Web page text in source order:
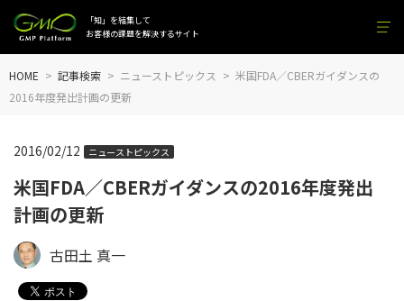
「知」を結集して
お客様の課題を解決するサイト
HOME 記事検索 ニューストピックス
米国FDA／CBERガイダンスの
2016年度発出計画の更新
米国FDA／CBERガイダンスの2016年度発出
計画の更新
2016/02/12 ニューストピックス
古田土 真一